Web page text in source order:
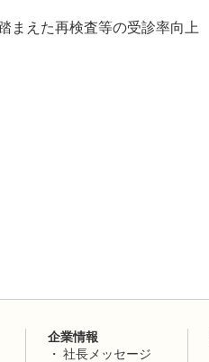
まえた再検査等の受診率向上
企業情報
社長メッセージ